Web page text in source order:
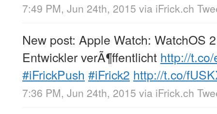
7:49 PM, Jun 24th, 2015 via iFrick.ch
New post: Apple Watch: WatchOS
Entwickler verÃ¶ffentlicht http://
#iFrickPush #iFrick2 http://t.co/
7:36 PM, Jun 24th, 2015 via iFrick.ch